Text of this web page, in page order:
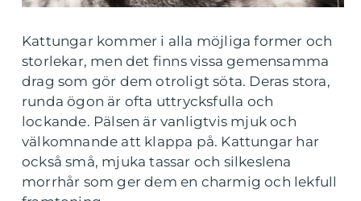
Kattungar kommer i alla möjliga former och
storlekar, men det finns vissa gemensamma
drag som gör dem otroligt söta. Deras stora,
runda ögon är ofta uttrycksfulla och
lockande. Pälsen är vanligtvis mjuk och
välkomnande att klappa på. Kattungar har
också små, mjuka tassar och silkeslena
morrhår som ger dem en charmig och lekfull